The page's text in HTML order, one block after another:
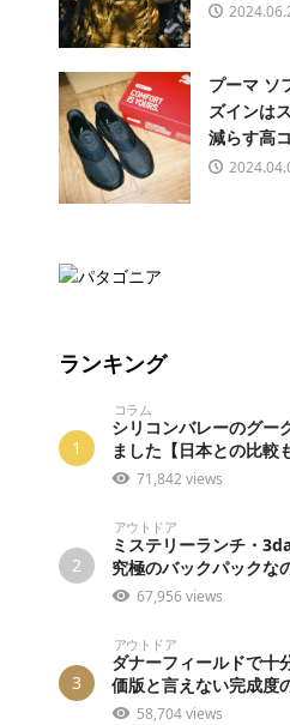
プーマ ソ
ズインは
減らす高
ランキング
1
コラム
シリコンバレーのグー
ました【日本との比較
71,842 views
2
アウトドア
ミステリーランチ・
究極のバックパックな
67,956 views
3
アウトドア
ダナーフィールドで十
価版と言えない完成度
58,704 views